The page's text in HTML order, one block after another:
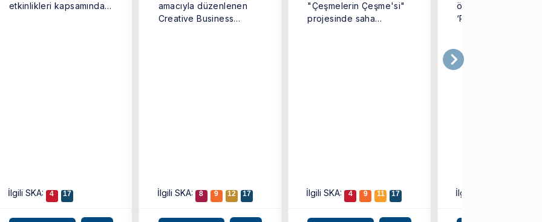
etkinlikleri kapsamında
İlgili SKA: 4 17
amacıyla düzenlenen
Creative Business
İlgili SKA: 8 9 12 17
"Çeşmelerin Çeşme'si"
projesinde saha
İlgili SKA: 4 9 11 17
öğrencilerinden
‘Port Ekonomi’
aldığı ...
İlgili SKA: